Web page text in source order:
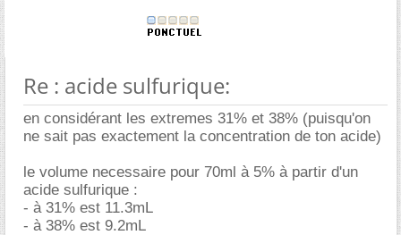
Re : acide sulfurique:
en considérant les extremes 31% et 38% (puisqu'on
ne sait pas exactement la concentration de ton acide)
le volume necessaire pour 70ml à 5% à partir d'un
acide sulfurique :
- à 31% est 11.3mL
- à 38% est 9.2mL